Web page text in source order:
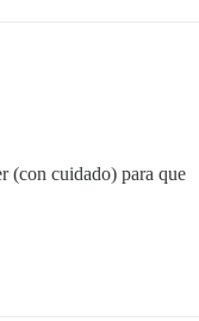
(con cuidado) para que